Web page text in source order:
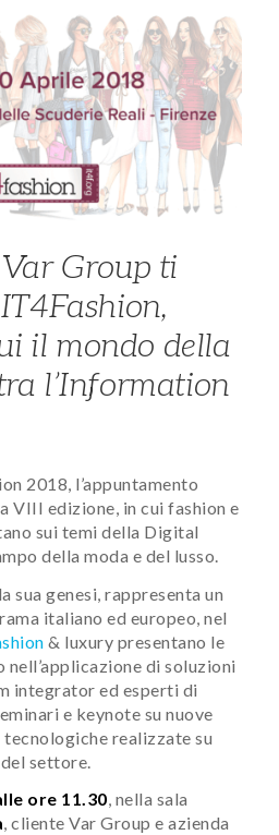
Group ti
il mondo della
l’Information
2018, l’appuntamento
VIII edizione, in cui fashion e
sui temi della Digital
della moda e del lusso.
sua genesi, rappresenta un
italiano ed europeo, nel
& luxury presentano le
nell’applicazione di soluzioni
integrator ed esperti di
e keynote su nuove
realizzate su
settore.
ore 11.30, nella sala
, cliente Var Group e azienda